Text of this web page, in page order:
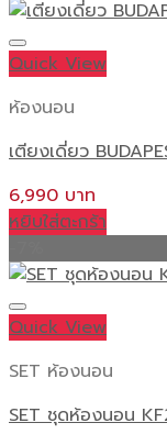
Quick View
ห้องนอน
เตียงเดี่ยว
6,990
หยิบใส่ตะกร้า
Quick View
SET ห้องนอน
SET ชุดห้องนอน